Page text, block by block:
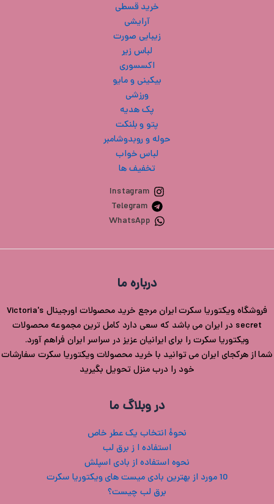
خرید قسطی
آرایشی
زیبایی صورت
لباس زیر
اکسسوری
بیکینی و مایو
ورزشی
پک هدیه
پتو و بلنکت
حوله و روبدوشامبر
لباس خواب
تخفیف ها
Instagram
Telegram
WhatsApp
درباره ما
فروشگاه ویکتوریا سکرت ایران مرجع خرید محصولات اورجینال Victoria's
secret در ایران می باشد که سعی دارد کامل ترین مجموعه محصولات
ویکتوریا سکرت را برای ایرانیان عزیز در سراسر ایران فراهم آورد.
شما از هرکجای ایران می توانید با خرید محصولات ویکتوریا سکرت سفارشات
خود را درب منزل تحویل بگیرید
در وبلاگ ما
نحوۀ انتخاب یک عطر خاص
استفاده ا ز برق لب
نحوه استفاده از بادی اسپلش
10 مورد از بهترین بادی میست های ویکتوریا سکرت
برق لب چیست؟